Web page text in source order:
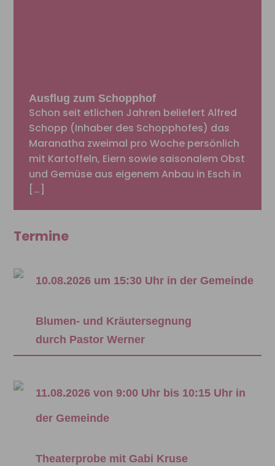
Ausflug zum Schopphof
Schon seit etlichen Jahren beliefert Alfred
Schopp (Inhaber des Schopphofes) das
Maranatha zweimal pro Woche persönlich
mit Kartoffeln, Eiern sowie saisonalem Obst
und Gemüse aus eigenem Anbau in Esch in
[…]
Termine
10.08.2026 um 15:30 Uhr in der Gemeinde
Blumen- und Kräutersegnung
durch Pastor Werner
11.08.2026 von 9:00 Uhr bis 10:15 Uhr in
der Gemeinde
Theaterprobe mit Gabi Kruse